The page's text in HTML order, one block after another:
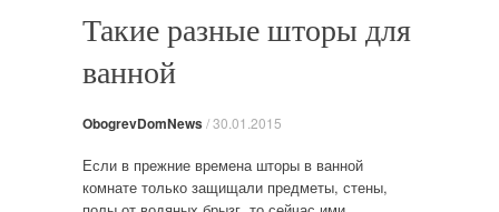
Такие разные шторы для
ванной
ObogrevDomNews/30.01.2015
Если в прежние времена шторы в ванной
комнате только защищали предметы, стены,